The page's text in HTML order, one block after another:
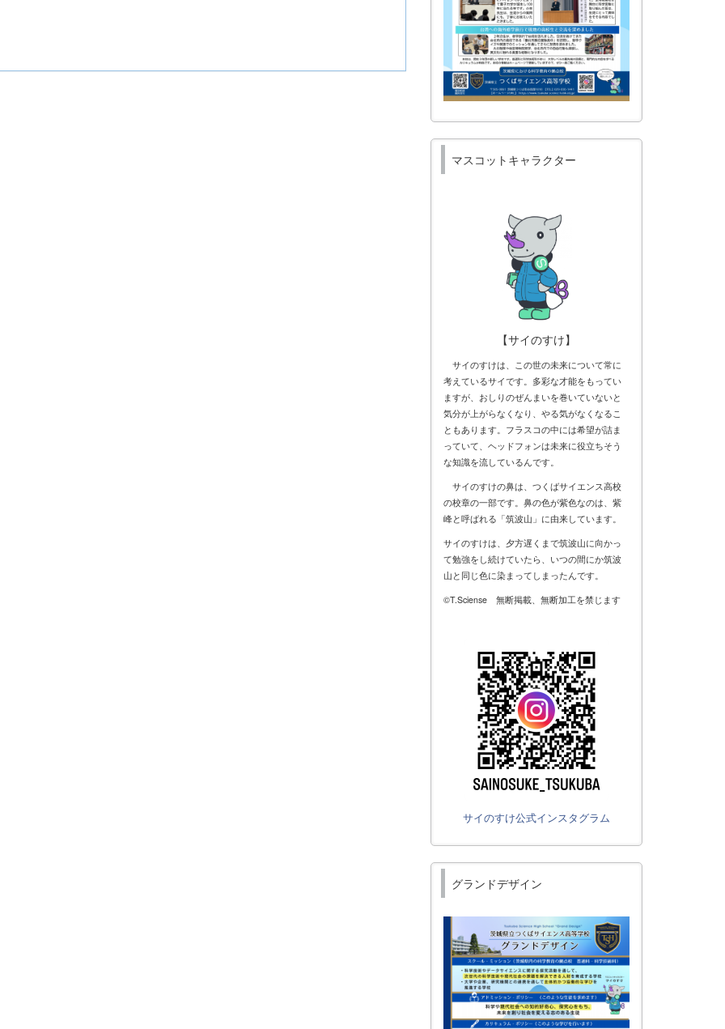
マスコットキャラクター
【サイのすけ】
サイのすけは、この世の未来について常に
考えているサイです。多彩な才能をもってい
ますが、おしりのぜんまいを巻いていないと
気分が上がらなくなり、やる気がなくなるこ
ともあります。フラスコの中には希望が詰ま
っていて、ヘッドフォンは未来に役立ちそう
な知識を流しているんです。
サイのすけの鼻は、つくばサイエンス高校
の校章の一部です。鼻の色が紫色なのは、紫
峰と呼ばれる「筑波山」に由来しています。
サイのすけは、夕方遅くまで筑波山に向かっ
て勉強をし続けていたら、いつの間にか筑波
山と同じ色に染まってしまったんです。
©T.Sciense 無断掲載、無断加工を禁じます
サイのすけ公式インスタグラム
グランドデザイン